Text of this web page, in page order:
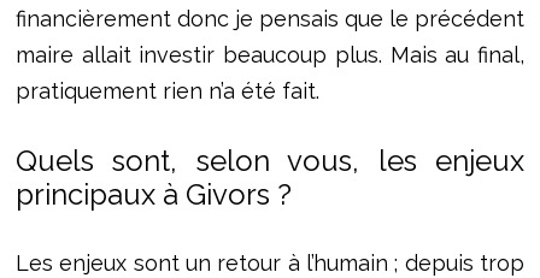
financièrement donc je pensais que le précédent
maire allait investir beaucoup plus. Mais au final,
pratiquement rien n’a été fait.
Quels sont, selon vous, les enjeux
principaux à Givors ?
Les enjeux sont un retour à l’humain ; depuis trop